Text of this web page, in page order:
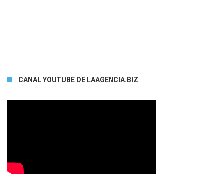
CANAL YOUTUBE DE LAAGENCIA.BIZ